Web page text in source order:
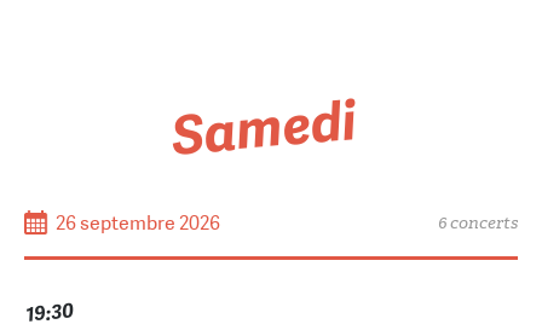
Samedi
26 septembre 2026 6 concerts
19:30